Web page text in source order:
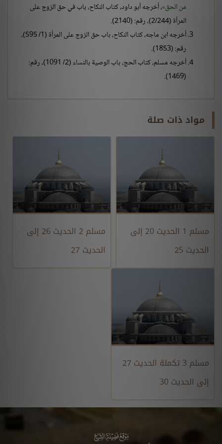
من الحق ، أخرجه أبو داود، كتاب النكاح، باب في حق الزوج على
المرأة (2/244)، رقم: (2140).
أخرجه ابن ماجه، كتاب النكاح، باب حق الزوج على المرأة (1/ 595)،
رقم: (1853).
أخرجه مسلم، كتاب الحج، باب الوصية بالنساء (2/ 1091)، رقم:
(1469).
مواد ذات صلة
مسلم 1 الحديث 20 إلى
الحديث 25
مسلم 2 الحديث 26 إلى
الحديث 27
مسلم 3 تكملة الحديث 27
إلى الحديث 30